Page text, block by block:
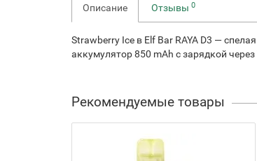
Описание Отзывы 0
Strawberry Ice в Elf Bar RAYA D3 —
аккумулятор 850 mAh с зарядкой
Рекомендуемые товары